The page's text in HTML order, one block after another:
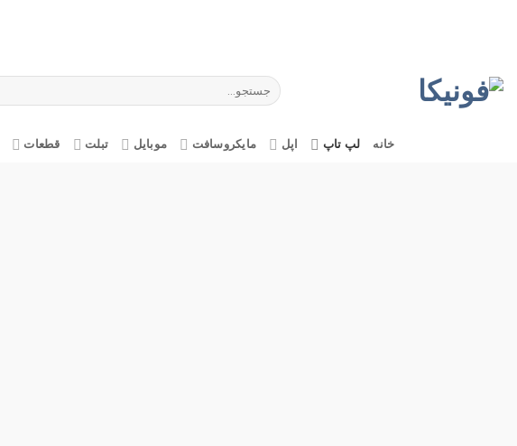
جستجو
برای:
خانه لپ تاپ اپل مایکروسافت موبایل تبلت قطعات